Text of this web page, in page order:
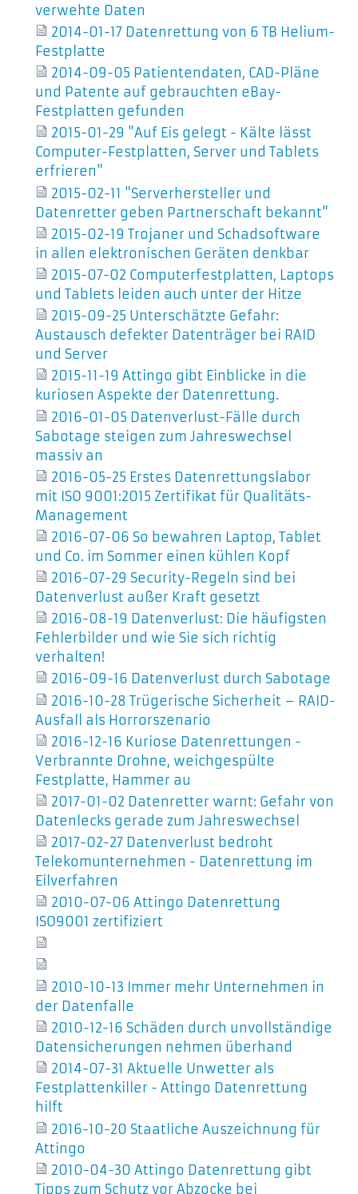
verwehte Daten
2014-01-17 Datenrettung von 6 TB Helium-
Festplatte
2014-09-05 Patientendaten, CAD-Pläne
und Patente auf gebrauchten eBay-
Festplatten gefunden
2015-01-29 "Auf Eis gelegt - Kälte lässt
Computer-Festplatten, Server und Tablets
erfrieren"
2015-02-11 "Serverhersteller und
Datenretter geben Partnerschaft bekannt"
2015-02-19 Trojaner und Schadsoftware
in allen elektronischen Geräten denkbar
2015-07-02 Computerfestplatten, Laptops
und Tablets leiden auch unter der Hitze
2015-09-25 Unterschätzte Gefahr:
Austausch defekter Datenträger bei RAID
und Server
2015-11-19 Attingo gibt Einblicke in die
kuriosen Aspekte der Datenrettung.
2016-01-05 Datenverlust-Fälle durch
Sabotage steigen zum Jahreswechsel
massiv an
2016-05-25 Erstes Datenrettungslabor
mit ISO 9001:2015 Zertifikat für Qualitäts-
Management
2016-07-06 So bewahren Laptop, Tablet
und Co. im Sommer einen kühlen Kopf
2016-07-29 Security-Regeln sind bei
Datenverlust außer Kraft gesetzt
2016-08-19 Datenverlust: Die häufigsten
Fehlerbilder und wie Sie sich richtig
verhalten!
2016-09-16 Datenverlust durch Sabotage
2016-10-28 Trügerische Sicherheit – RAID-
Ausfall als Horrorszenario
2016-12-16 Kuriose Datenrettungen -
Verbrannte Drohne, weichgespülte
Festplatte, Hammer au
2017-01-02 Datenretter warnt: Gefahr von
Datenlecks gerade zum Jahreswechsel
2017-02-27 Datenverlust bedroht
Telekomunternehmen - Datenrettung im
Eilverfahren
2010-07-06 Attingo Datenrettung
ISO9001 zertifiziert
2010-10-13 Immer mehr Unternehmen in
der Datenfalle
2010-12-16 Schäden durch unvollständige
Datensicherungen nehmen überhand
2014-07-31 Aktuelle Unwetter als
Festplattenkiller - Attingo Datenrettung
hilft
2016-10-20 Staatliche Auszeichnung für
Attingo
2010-04-30 Attingo Datenrettung gibt
Tipps zum Schutz vor Abzocke bei